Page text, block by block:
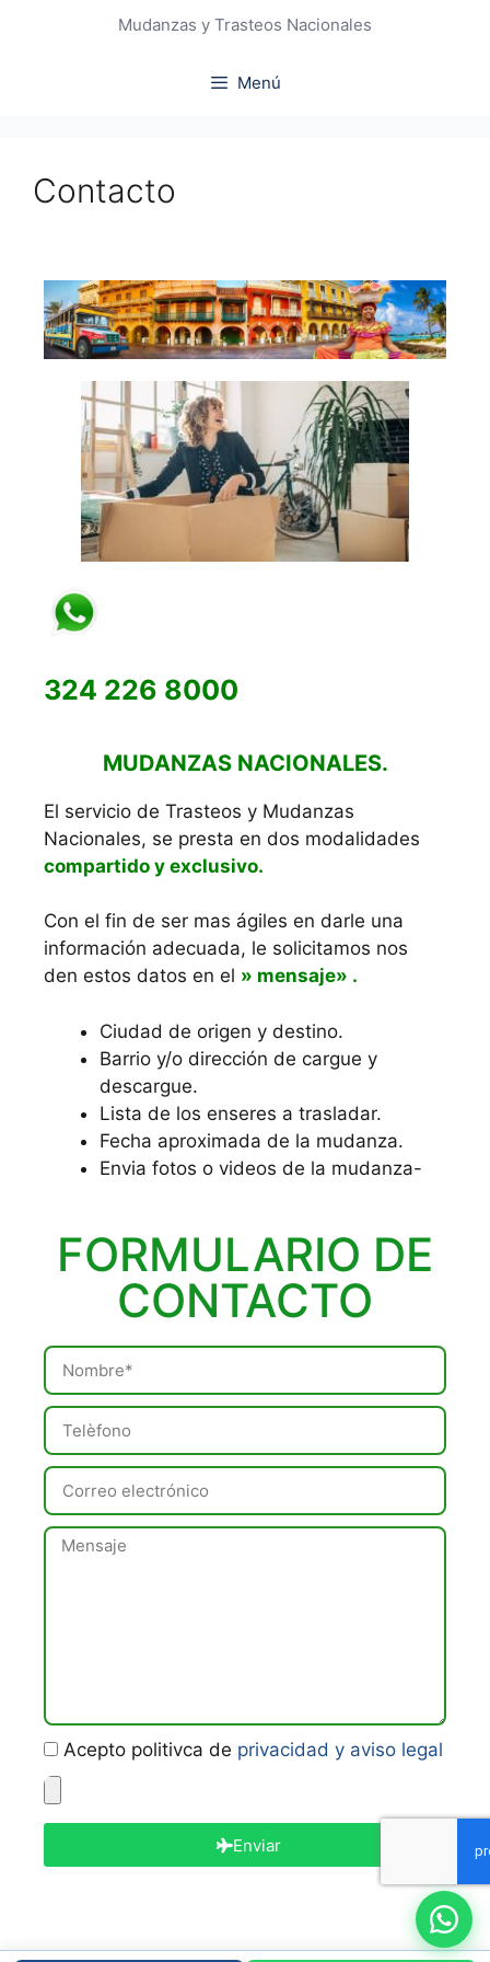
Mudanzas y Trasteos Nacionales
Menú
Contacto
324 226 8000
MUDANZAS NACIONALES.
El servicio de Trasteos y Mudanzas
Nacionales, se presta en dos modalidades
compartido y exclusivo.
Con el fin de ser mas ágiles en darle una
información adecuada, le solicitamos nos
den estos datos en el » mensaje» .
Ciudad de origen y destino.
Barrio y/o dirección de cargue y
descargue.
Lista de los enseres a trasladar.
Fecha aproximada de la mudanza.
Envia fotos o videos de la mudanza-
FORMULARIO DE
CONTACTO
Acepto politivca de privacidad y aviso legal
Enviar